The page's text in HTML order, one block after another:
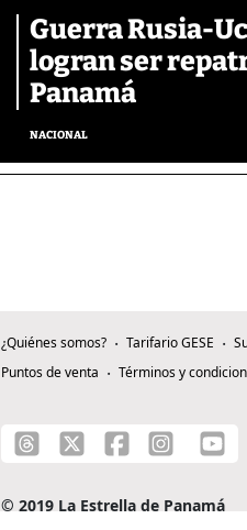
Guerra Rusia-
logran ser
Panamá
NACIONAL
¿Quiénes somos? Tarifario GESE
Puntos de venta
Términos y
© 2019 La Estrella de Panamá